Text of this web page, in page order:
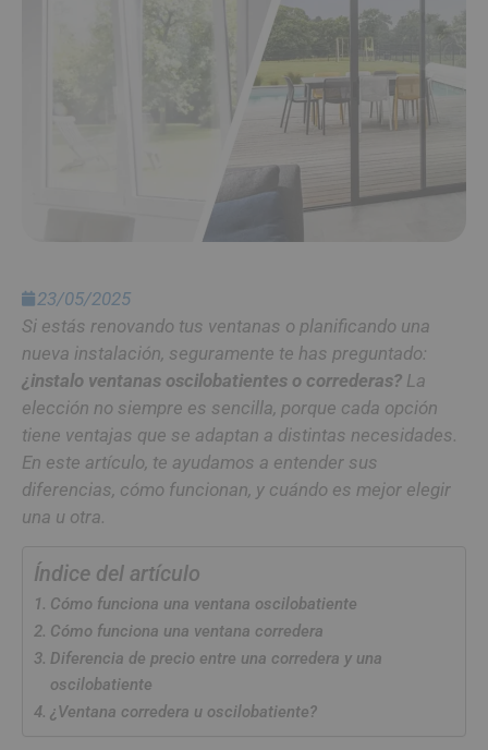
23/05/2025
Si estás renovando tus ventanas o planificando una
nueva instalación, seguramente te has preguntado:
¿instalo ventanas oscilobatientes o correderas? La
elección no siempre es sencilla, porque cada opción
tiene ventajas que se adaptan a distintas necesidades.
En este artículo, te ayudamos a entender sus
diferencias, cómo funcionan, y cuándo es mejor elegir
una u otra.
Índice del artículo
Cómo funciona una ventana oscilobatiente
Cómo funciona una ventana corredera
Diferencia de precio entre una corredera y una
oscilobatiente
¿Ventana corredera u oscilobatiente?